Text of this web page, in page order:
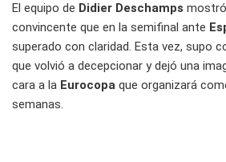
El equipo de Didier Deschamps
convincente que en la semifinal ante
superado con claridad. Esta vez, supo
que volvió a decepcionar y dejó una
cara a la Eurocopa que organizará
semanas.